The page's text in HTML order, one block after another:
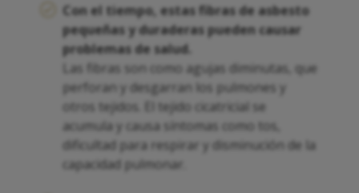
Con el tiempo, estas fibras de asbesto
pequeñas y duraderas pueden causar
problemas de salud.
Las fibras son como agujas diminutas, que
perforan y desgarran los pulmones y
otros tejidos. El tejido cicatricial se
acumula y causa síntomas como tos,
dificultad para respirar y disminución de la
capacidad pulmonar.